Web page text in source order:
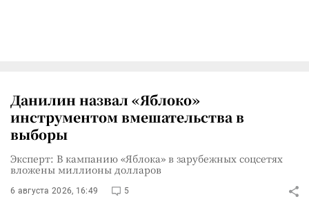
Данилин назвал «Яблоко»
инструментом вмешательства в
выборы
Эксперт: В кампанию «Яблока» в зарубежных соцсетях
вложены миллионы долларов
6 августа 2026, 16:49 5